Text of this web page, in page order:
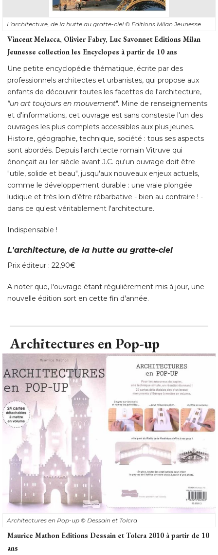
L'architecture, de la hutte au gratte-ciel © Editions Milan Jeunesse
Vincent Melacca, Olivier Fabry, Luc Savonnet Editions Milan
Jeunesse collection les Encyclopes à partir de 10 ans
Une petite encyclopédie thématique, écrite par des
professionnels architectes et urbanistes, qui propose aux
enfants de découvrir toutes les facettes de l'architecture,
"un art toujours en mouvement". Mine de renseignements
et d'informations, cet ouvrage est sans consteste l'un des
ouvrages les plus complets accessibles aux plus jeunes.
Histoire, géographie, technique, société : tous ses aspects
sont abordés. Depuis l'architecte romain Vitruve qui
énonçait au Ier siècle avant J.C. qu'un ouvrage doit être
"utile, solide et beau", jusqu'aux nouveaux enjeux actuels,
comme le développement durable : une vraie plongée
ludique et très loin d'être rébarbative - bien au contraire ! -
dans ce qu'est véritablement l'architecture.
Indispensable !
L'architecture, de la hutte au gratte-ciel
Prix éditeur : 22,90€
A noter que, l'ouvrage étant régulièrement mis à jour, une
nouvelle édition sort en cette fin d'année.
Architectures en Pop-up
Architectures en Pop-up © Dessain et Tolcra
Maurice Mathon Editions Dessain et Tolcra 2010 à partir de 10
ans